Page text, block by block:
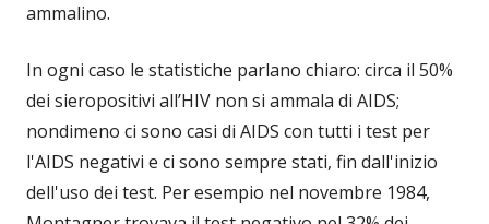
ammalino.
In ogni caso le statistiche parlano chiaro: circa il 50%
dei sieropositivi all’HIV non si ammala di AIDS;
nondimeno ci sono casi di AIDS con tutti i test per
l'AIDS negativi e ci sono sempre stati, fin dall'inizio
dell'uso dei test. Per esempio nel novembre 1984,